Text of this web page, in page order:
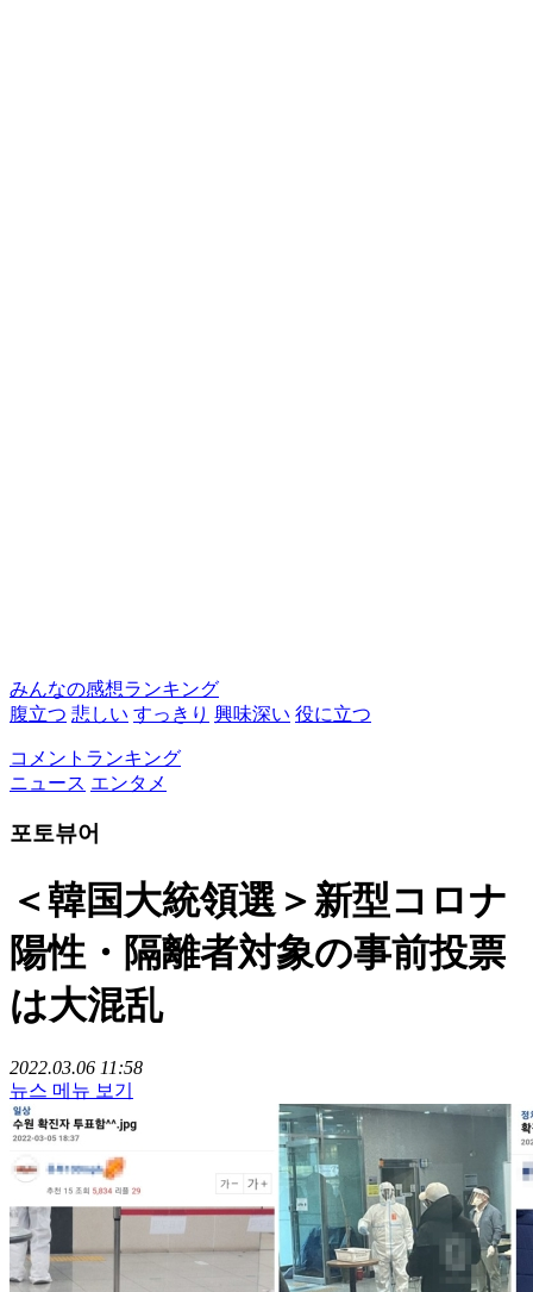
みんなの感想ランキング
腹立つ 悲しい すっきり 興味深い 役に立つ
コメントランキング
ニュース エンタメ
포토뷰어
＜韓国大統領選＞新型コロナ
陽性・隔離者対象の事前投票
は大混乱
2022.03.06 11:58
뉴스 메뉴 보기